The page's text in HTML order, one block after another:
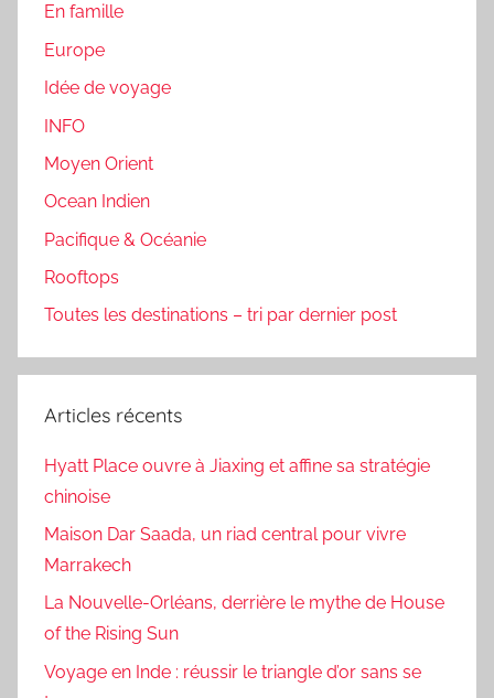
En famille
Europe
Idée de voyage
INFO
Moyen Orient
Ocean Indien
Pacifique & Océanie
Rooftops
Toutes les destinations – tri par dernier post
Articles récents
Hyatt Place ouvre à Jiaxing et affine sa stratégie
chinoise
Maison Dar Saada, un riad central pour vivre
Marrakech
La Nouvelle-Orléans, derrière le mythe de House
of the Rising Sun
Voyage en Inde : réussir le triangle d’or sans se